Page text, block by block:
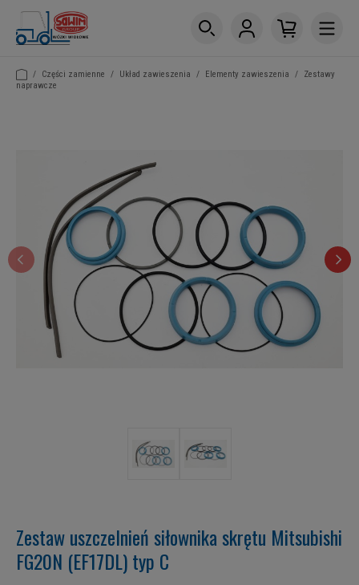
/ Części zamienne / Układ zawieszenia / Elementy zawieszenia /
Zestawy
naprawcze
Zestaw uszczelnień siłownika skrętu Mitsubishi
FG20N (EF17DL) typ C